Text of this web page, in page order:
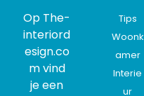
Op The-
interiord
esign.co
m vind
je een
Tips
Woonk
amer
Interie
ur